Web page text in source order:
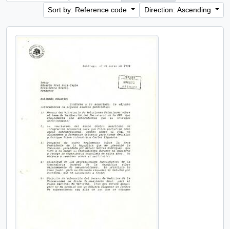
Sort by: Reference code
Direction: Ascending